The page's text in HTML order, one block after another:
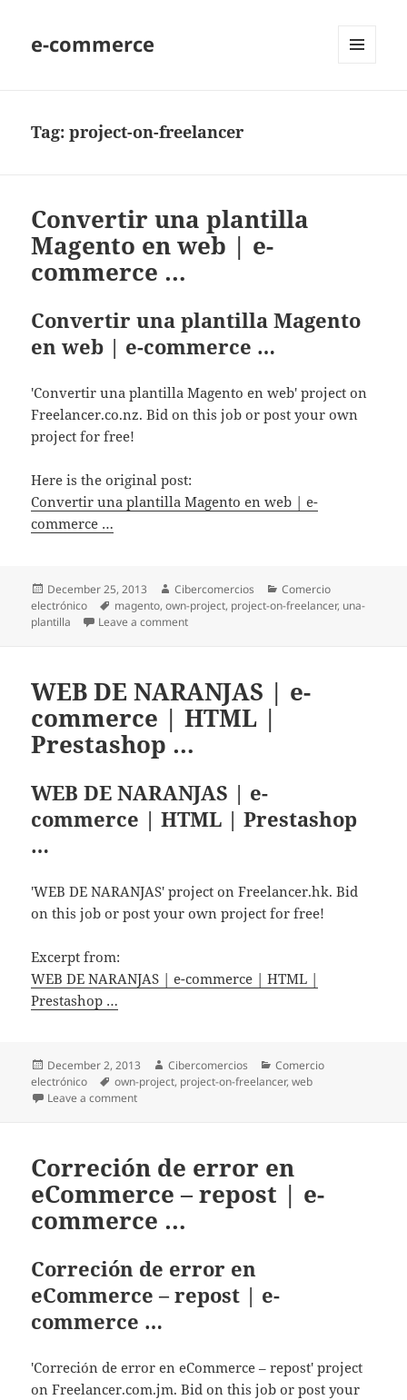
e-commerce
Tag:project-on-freelancer
Convertir una plantilla
Magento en web | e-
commerce …
Convertir una plantilla Magento
en web | e-commerce …
'Convertir una plantilla Magento en web' project on
Freelancer.co.nz. Bid on this job or post your own
project for free!
Here is the original post:
Convertir una plantilla Magento en web | e-
commerce …
Posted
on
December 25, 2013 Author
Cibercomercios Categories
Comercio
electrónico
Tags
magento,own-project, project-on-freelancer, una-
plantilla
Leave a comment
WEB DE NARANJAS | e-
commerce | HTML |
Prestashop …
WEB DE NARANJAS | e-
commerce | HTML | Prestashop
…
'WEB DE NARANJAS' project on Freelancer.hk. Bid
on this job or post your own project for free!
Excerpt from:
WEB DE NARANJAS | e-commerce | HTML |
Prestashop …
Posted
on
December 2, 2013 Author
Cibercomercios Categories
Comercio
electrónico
Tags
own-project, project-on-freelancer,web
Leave a comment
Correción de error en
eCommerce – repost | e-
commerce …
Correción de error en
eCommerce – repost | e-
commerce …
'Correción de error en eCommerce – repost' project
on Freelancer.com.jm. Bid on this job or post your